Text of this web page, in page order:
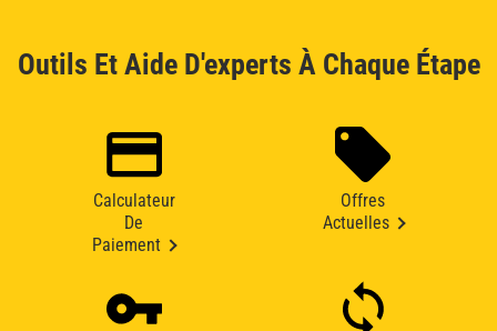
Outils Et Aide D'experts À Chaque Étape
Calculateur
De
Paiement
Offres
Actuelles